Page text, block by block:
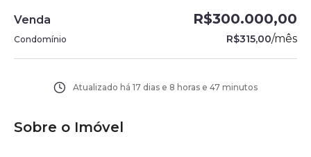
Venda R$300.000,00
Condomínio R$315,00/mês
Atualizado há 17 dias e 8 horas e 47 minutos
Sobre o Imóvel